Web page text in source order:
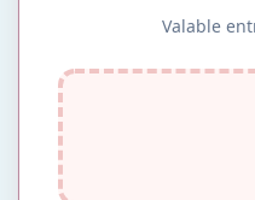
Valable